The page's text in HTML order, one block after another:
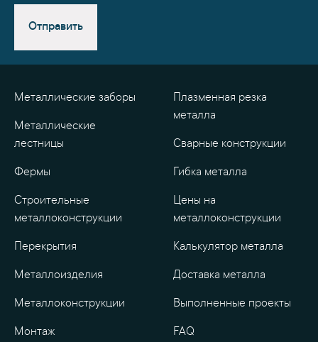
Отправить
Металлические заборы
Металлические
лестницы
Фермы
Строительные
металлоконструкции
Перекрытия
Металлоизделия
Металлоконструкции
Монтаж
Плазменная резка
металла
Сварные конструкции
Гибка металла
Цены на
металлоконструкции
Калькулятор металла
Доставка металла
Выполненные проекты
FAQ